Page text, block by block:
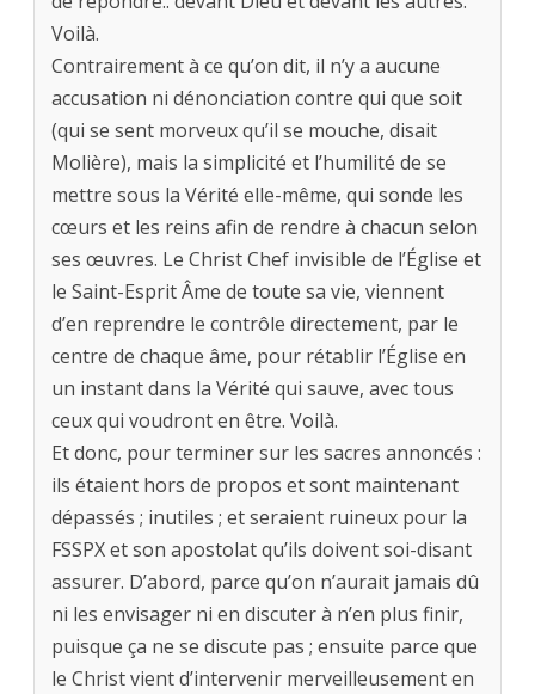
Voilà.
Contrairement à ce qu’on dit, il n’y a aucune
accusation ni dénonciation contre qui que soit
(qui se sent morveux qu’il se mouche, disait
Molière), mais la simplicité et l’humilité de se
mettre sous la Vérité elle-même, qui sonde les
cœurs et les reins afin de rendre à chacun selon
ses œuvres. Le Christ Chef invisible de l’Église et
le Saint-Esprit Âme de toute sa vie, viennent
d’en reprendre le contrôle directement, par le
centre de chaque âme, pour rétablir l’Église en
un instant dans la Vérité qui sauve, avec tous
ceux qui voudront en être. Voilà.
Et donc, pour terminer sur les sacres annoncés :
ils étaient hors de propos et sont maintenant
dépassés ; inutiles ; et seraient ruineux pour la
FSSPX et son apostolat qu’ils doivent soi-disant
assurer. D’abord, parce qu’on n’aurait jamais dû
ni les envisager ni en discuter à n’en plus finir,
puisque ça ne se discute pas ; ensuite parce que
le Christ vient d’intervenir merveilleusement en